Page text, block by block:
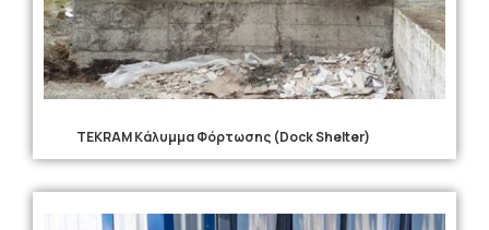
TEKRAM Κάλυμμα Φόρτωσης (Dock Shelter)